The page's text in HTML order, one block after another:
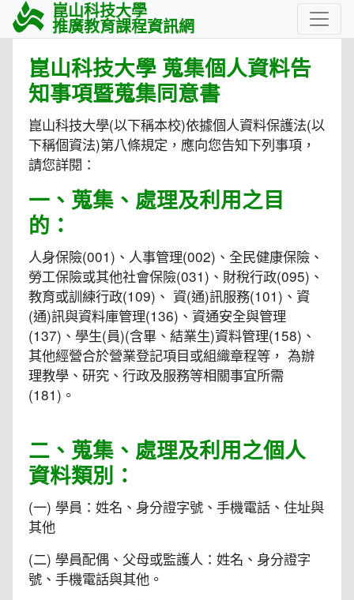
崑山科技大學
推廣教育課程資訊網
崑山科技大學 蒐集個人資料告
知事項暨蒐集同意書
崑山科技大學(以下稱本校)依據個人資料保護法(以
下稱個資法)第八條規定，應向您告知下列事項，
請您詳閱：
一、蒐集、處理及利用之目
的：
人身保險(001)、人事管理(002)、全民健康保險、
勞工保險或其他社會保險(031)、財稅行政(095)、
教育或訓練行政(109)、 資(通)訊服務(101)、資
(通)訊與資料庫管理(136)、資通安全與管理
(137)、學生(員)(含畢、結業生)資料管理(158)、
其他經營合於營業登記項目或組織章程等， 為辦
理教學、研究、行政及服務等相關事宜所需
(181)。
二、蒐集、處理及利用之個人
資料類別：
(一) 學員：姓名、身分證字號、手機電話、住址與
其他
(二) 學員配偶、父母或監護人：姓名、身分證字
號、手機電話與其他。